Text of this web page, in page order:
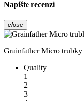
Napište recenzi
close
Grainfather Micro trubky
Quality
1
2
3